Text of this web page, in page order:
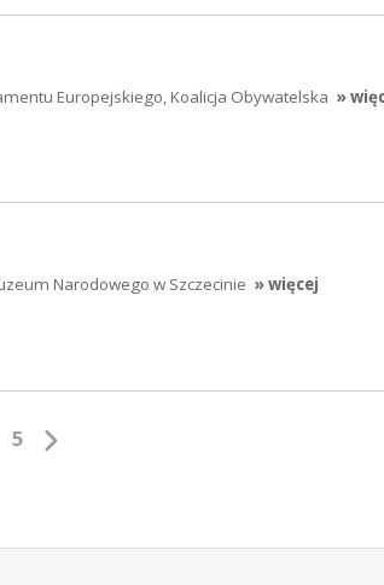
Europejskiego, Koalicja Obywatelska »
Narodowego w Szczecinie » więcej
5